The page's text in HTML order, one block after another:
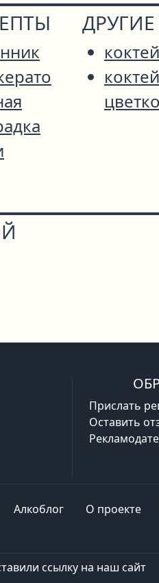
Прислать
Оставить
Алкоблог О проекте
ссылку на наш сайт